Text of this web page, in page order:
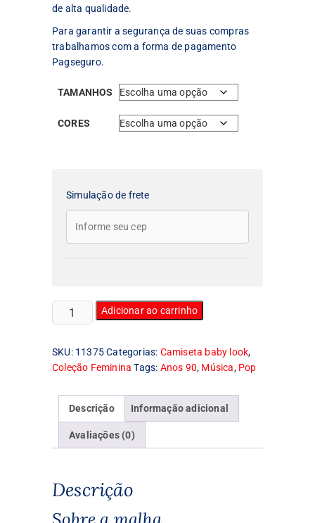
de alta qualidade.
Para garantir a segurança de suas compras
trabalhamos com a forma de pagamento
Pagseguro.
TAMANHOS
CORES
Simulação de frete
Camiseta
Feminina
Look
Spice
Adicionar ao carrinho
SKU: 11375 Categorias: Camiseta baby look,
Coleção Feminina Tags: Anos 90, Música, Pop
Descrição Informação adicional
Avaliações (0)
Descrição